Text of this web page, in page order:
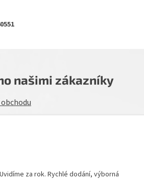
našimi zákazníky
za rok. Rychlé dodání, výborná